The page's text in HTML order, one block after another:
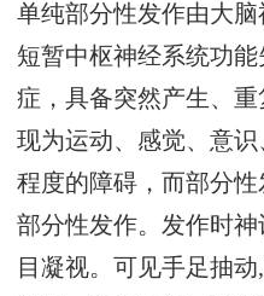
单纯部分性发作由大
短暂中枢神经系统功
症，具备突然产生、
现为运动、感觉、意
程度的障碍，而部分
部分性发作。发作时
目凝视。可见手足抽